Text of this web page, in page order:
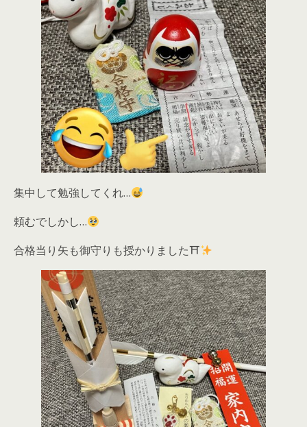
集中して勉強してくれ…
頼むでしかし…
合格当り矢も御守りも授かりました⛩